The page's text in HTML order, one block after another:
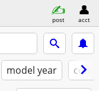
post acct
model year